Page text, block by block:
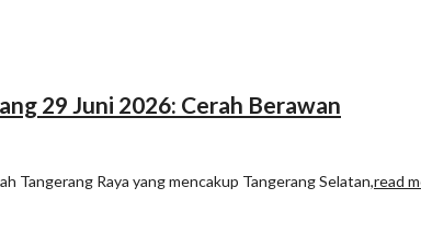
29 Juni 2026: Cerah Berawan
Tangerang Raya yang mencakup Tangerang Selatan,read